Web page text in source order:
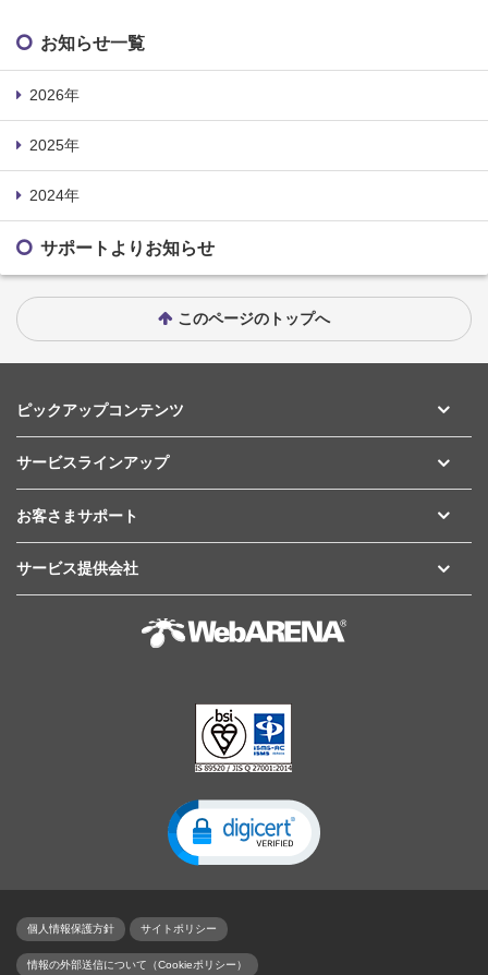
お知らせ一覧
2026年
2025年
2024年
サポートよりお知らせ
このページのトップへ
ピックアップコンテンツ
サービスラインアップ
お客さまサポート
サービス提供会社
個人情報保護方針 サイトポリシー
情報の外部送信について（Cookieポリシー）